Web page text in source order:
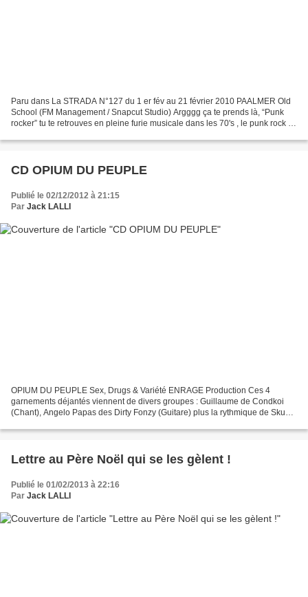
Paru dans La STRADA N°127 du 1 er fév au 21 février 2010 PAALMER Old
School (FM Management / Snapcut Studio) Argggg ça te prends là, “Punk
rocker” tu te retrouves en pleine furie musicale dans les 70's , le punk rock :
CD OPIUM DU PEUPLE
Publié le 02/12/2012 à 21:15
Par Jack LALLI
OPIUM DU PEUPLE Sex, Drugs & Variété ENRAGE Production Ces 4
garnements déjantés viennent de divers groupes : Guillaume de Condkoi
(Chant), Angelo Papas des Dirty Fonzy (Guitare) plus la rythmique de Skunk
Lettre au Père Noël qui se les gèlent !
Publié le 01/02/2013 à 22:16
Par Jack LALLI